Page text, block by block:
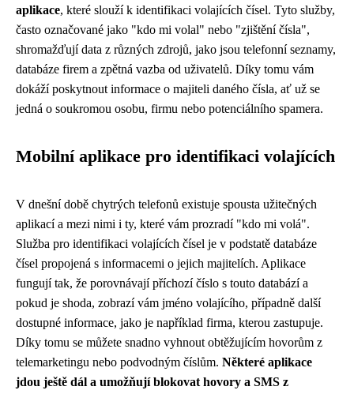
aplikace, které slouží k identifikaci volajících čísel. Tyto služby,
často označované jako "kdo mi volal" nebo "zjištění čísla",
shromažďují data z různých zdrojů, jako jsou telefonní seznamy,
databáze firem a zpětná vazba od uživatelů. Díky tomu vám
dokáží poskytnout informace o majiteli daného čísla, ať už se
jedná o soukromou osobu, firmu nebo potenciálního spamera.
Mobilní aplikace pro identifikaci volajících
V dnešní době chytrých telefonů existuje spousta užitečných
aplikací a mezi nimi i ty, které vám prozradí "kdo mi volá".
Služba pro identifikaci volajících čísel je v podstatě databáze
čísel propojená s informacemi o jejich majitelích. Aplikace
fungují tak, že porovnávají příchozí číslo s touto databází a
pokud je shoda, zobrazí vám jméno volajícího, případně další
dostupné informace, jako je například firma, kterou zastupuje.
Díky tomu se můžete snadno vyhnout obtěžujícím hovorům z
telemarketingu nebo podvodným číslům. Některé aplikace
jdou ještě dál a umožňují blokovat hovory a SMS z